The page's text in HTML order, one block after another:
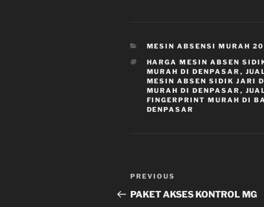
CATEGORIES
MESIN ABSENSI MURAH
TAGS
HARGA MESIN ABSEN
MURAH DI DENPASAR ,
MESIN ABSEN SIDIK JARI
MURAH DI DENPASAR ,
FINGERPRINT MURAH DI
DENPASAR
Navigasi
pos
Previous
Post
PREVIOUS
PAKET AKSES KONTROL MG